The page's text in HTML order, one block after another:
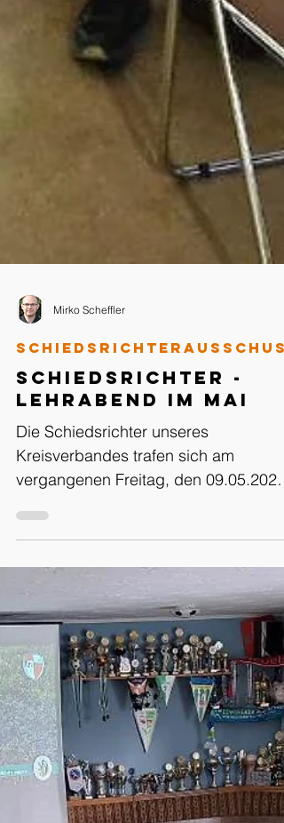
Mirko Scheffler
Schiedsrichter -
Lehrabend im Mai
Die Schiedsrichter unseres
Kreisverbandes trafen sich am
vergangenen Freitag, den 09.05.2025,
in Hoyerswerda zum sechsten und
somit...